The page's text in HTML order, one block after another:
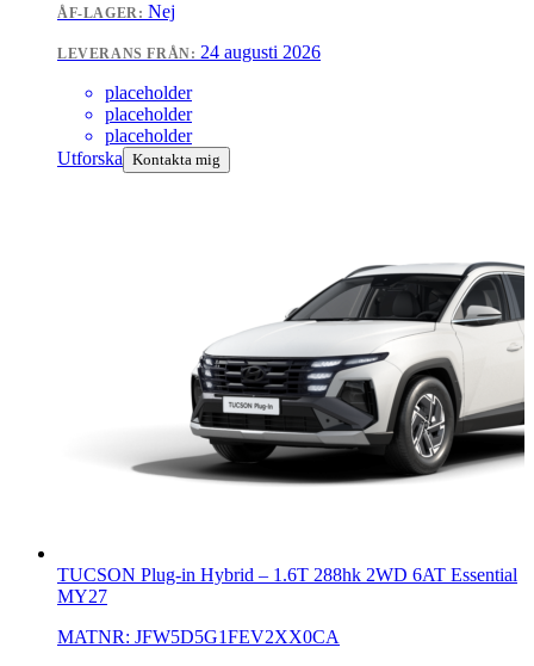
ÅF-LAGER: Nej
LEVERANS FRÅN: 24 augusti 2026
placeholder
placeholder
placeholder
Utforska Kontakta mig
TUCSON Plug-in Hybrid – 1.6T 288hk 2WD 6AT Essential
MY27
MATNR: JFW5D5G1FEV2XX0CA